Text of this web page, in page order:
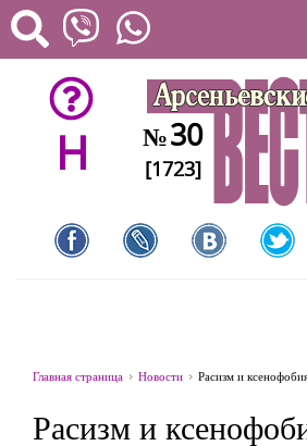
H №30
[1723]
Главная страница Новости Расизм и
Расизм и